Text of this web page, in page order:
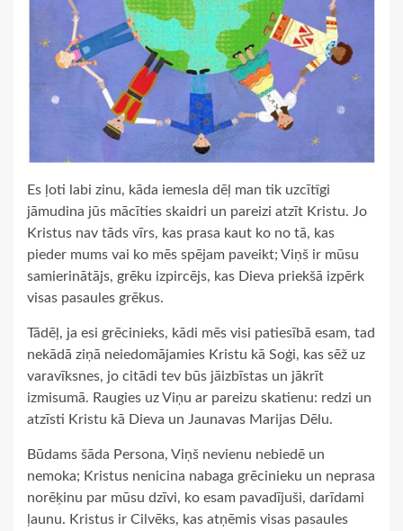
Es ļoti labi zinu, kāda iemesla dēļ man tik uzcītīgi
jāmudina jūs mācīties skaidri un pareizi atzīt Kristu. Jo
Kristus nav tāds vīrs, kas prasa kaut ko no tā, kas
pieder mums vai ko mēs spējam paveikt; Viņš ir mūsu
samierinātājs, grēku izpircējs, kas Dieva priekšā izpērk
visas pasaules grēkus.
Tādēļ, ja esi grēcinieks, kādi mēs visi patiesībā esam, tad
nekādā ziņā neiedomājamies Kristu kā Soģi, kas sēž uz
varavīksnes, jo citādi tev būs jāizbīstas un jākrīt
izmisumā. Raugies uz Viņu ar pareizu skatienu: redzi un
atzīsti Kristu kā Dieva un Jaunavas Marijas Dēlu.
Būdams šāda Persona, Viņš nevienu nebiedē un
nemoka; Kristus nenicina nabaga grēcinieku un neprasa
norēķinu par mūsu dzīvi, ko esam pavadījuši, darīdami
ļaunu. Kristus ir Cilvēks, kas atņēmis visas pasaules